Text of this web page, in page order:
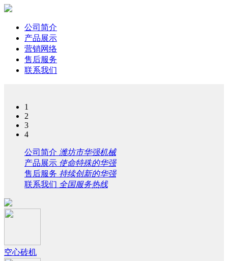
公司简介
产品展示
营销网络
售后服务
联系我们
1
2
3
4
公司简介 潍坊市华强机械
产品展示 使命特殊的华强
售后服务 持续创新的华强
联系我们 全国服务热线
空心砖机